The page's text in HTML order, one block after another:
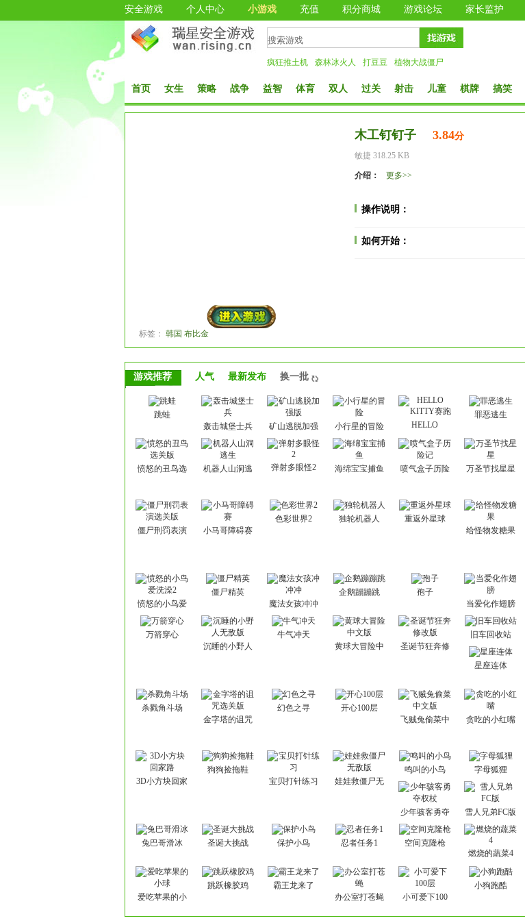
安全游戏 个人中心 小游戏 充值 积分商城 游戏论坛 家长监护
疯狂推土机 森林冰火人 打豆豆 植物大战僵尸
首页 女生 策略 战争 益智 体育 双人 过关 射击 儿童 棋牌 搞笑
木工钉钉子 3.84分
敏捷 318.25 KB
介绍： 更多>>
操作说明：
如何开始：
标签： 韩国 布比金
游戏推荐 人气 最新发布 换一批
跳蛙
轰击城堡士兵
矿山逃脱加强
小行星的冒险
HELLO
罪恶逃生
愤怒的丑鸟选
机器人山洞逃
弹射多眼怪2 海绵宝宝捕鱼
喷气盒子历险
万圣节找星星
僵尸刑罚表演
小马哥障碍赛
色彩世界2 独轮机器人
重返外星球
给怪物发糖果
愤怒的小鸟爱
僵尸精英
魔法女孩冲冲
企鹅蹦蹦跳
孢子
当爱化作翅膀
万箭穿心
沉睡的小野人
牛气冲天
黄球大冒险中
圣诞节狂奔修
旧车回收站
星座连体
杀戮角斗场
金字塔的诅咒
幻色之寻
开心100层
飞贼兔偷菜中
贪吃的小红嘴
3D小方块回家
狗狗捡拖鞋
宝贝打针练习
娃娃救僵尸无
鸣叫的小鸟 字母狐狸
少年骇客勇夺
雪人兄弟FC版
兔巴哥滑冰 圣诞大挑战 保护小鸟 忍者任务1
空间克隆枪
燃烧的蔬菜4
爱吃苹果的小
跳跃橡胶鸡
霸王龙来了
办公室打苍蝇
小可爱下100
小狗跑酷